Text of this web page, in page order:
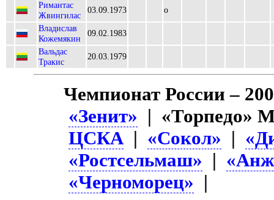
Римантас
Жвингилас
03.09.1973
о
Владислав
Кожемякин
09.02.1983
Вальдас
Тракис
20.03.1979
Чемпионат России –
«Зенит» | «Торпедо»
ЦСКА | «Сокол» |
«Ростсельмаш» |
«Черноморец» |